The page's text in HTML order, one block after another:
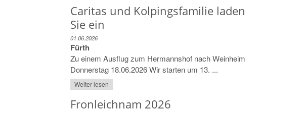
Caritas und Kolpingsfamilie laden
Sie ein
01.06.2026
Fürth
Zu einem Ausflug zum Hermannshof nach Weinheim
Donnerstag 18.06.2026 Wir starten um 13. ...
Weiter lesen
Fronleichnam 2026